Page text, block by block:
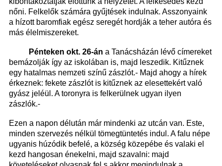
nőni. Felkelők számára gyűjtések indulnak. Asszonyaink
a hízott baromfiak egész seregét hordják a teher autóra és
más élelmiszereket.
Pénteken okt. 26-án a Tanácsházán lévő címereket
bemázolják így az iskolában is, majd leszedik. Kitűznek
egy hatalmas nemzeti színű zászlót.- Majd ahogy a hírek
érkeznek: fekete zászlót is kitűznek az elesettekért való
gyász jeléül. A toronyra is felkerülnek ugyan ilyen
zászlók.-
Ezen a napon délután már mindenki az utcán van. Este,
minden szervezés nélkül tömegtüntetés indul. A falu népe
ugyanis húzódik befelé, a község közepébe és valaki el
kezd hangosan énekelni, majd szavalni: majd